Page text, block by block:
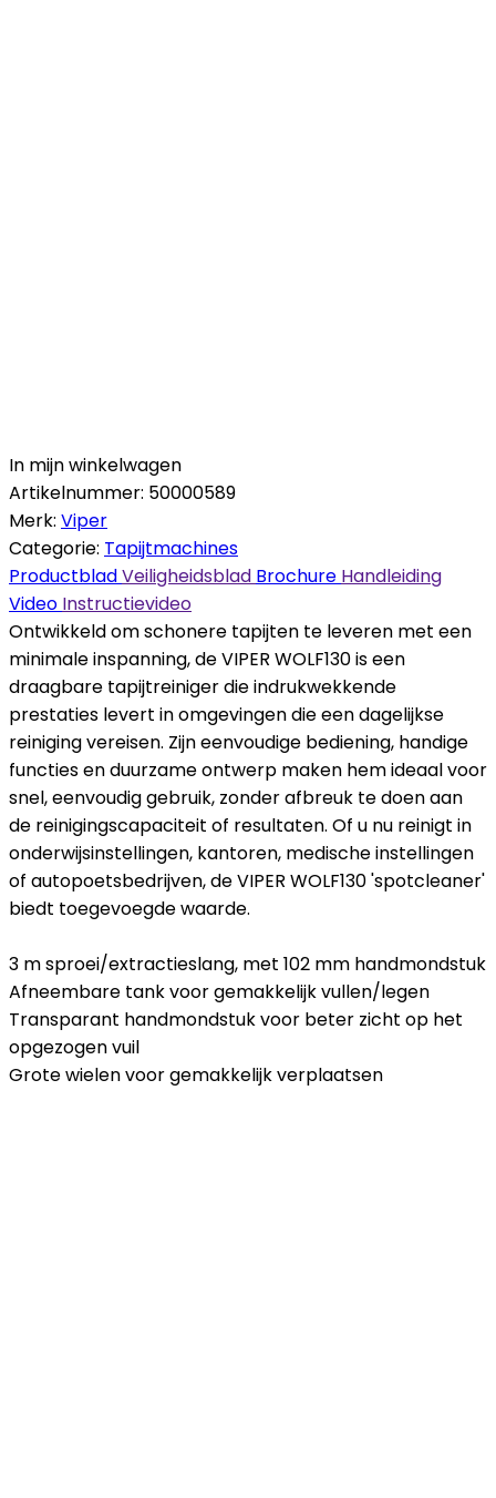
In mijn winkelwagen
Artikelnummer: 50000589
Merk: Viper
Categorie: Tapijtmachines
ProductbladVeiligheidsblad Brochure Handleiding
Video Instructievideo
Ontwikkeld om schonere tapijten te leveren met een
minimale inspanning, de VIPER WOLF130 is een
draagbare tapijtreiniger die indrukwekkende
prestaties levert in omgevingen die een dagelijkse
reiniging vereisen. Zijn eenvoudige bediening, handige
functies en duurzame ontwerp maken hem ideaal voor
snel, eenvoudig gebruik, zonder afbreuk te doen aan
de reinigingscapaciteit of resultaten. Of u nu reinigt in
onderwijsinstellingen, kantoren, medische instellingen
of autopoetsbedrijven, de VIPER WOLF130 'spotcleaner'
biedt toegevoegde waarde.
3 m sproei/extractieslang, met 102 mm handmondstuk
Afneembare tank voor gemakkelijk vullen/legen
Transparant handmondstuk voor beter zicht op het
opgezogen vuil
Grote wielen voor gemakkelijk verplaatsen